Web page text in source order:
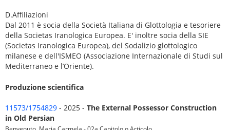
D.Affiliazioni
Dal 2011 è socia della Società Italiana di Glottologia e tesoriere
della Societas Iranologica Europea. E' inoltre socia della SIE
(Societas Iranologica Europea), del Sodalizio glottologico
milanese e dell'ISMEO (Associazione Internazionale di Studi sul
Mediterraneo e l’Oriente).
Produzione scientifica
11573/1754829 - 2025 - The External Possessor Construction
in Old Persian